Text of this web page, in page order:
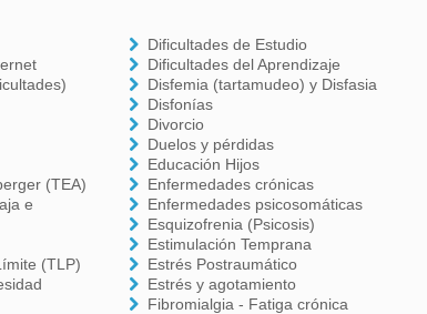
(TEA)
e
(TLP)
Dificultades de Estudio
Dificultades del Aprendizaje
Disfemia (tartamudeo) y Disfasia
Disfonías
Divorcio
Duelos y pérdidas
Educación Hijos
Enfermedades crónicas
Enfermedades psicosomáticas
Esquizofrenia (Psicosis)
Estimulación Temprana
Estrés Postraumático
Estrés y agotamiento
Fibromialgia - Fatiga crónica